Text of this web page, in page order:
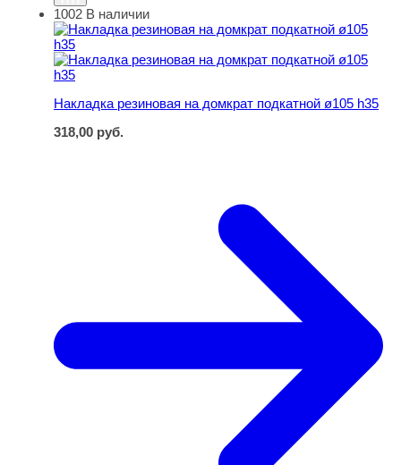
Накладка резиновая на домкрат подкатной ø105 h35
1002 В наличии
Накладка резиновая на домкрат подкатной ø105 h35
318,00 руб.